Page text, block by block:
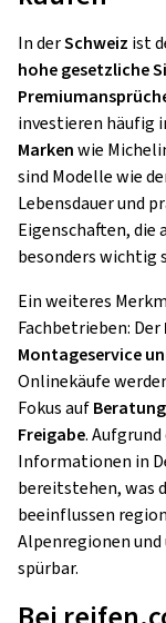
In derSchweiz ist
hohe gesetzliche
investieren häufig
Markenwie
sind Modelle wie
Lebensdauer und
Eigenschaften, die
besonders wichtig
Ein weiteres
Fachbetrieben: Der
Montageservice
Onlinekäufe
Fokus auf
Freigabe.
Informationen in
bereitstehen, was
beeinflussen
Alpenregionen
spürbar.